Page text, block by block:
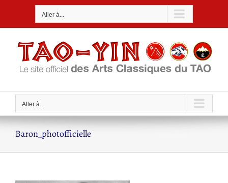
Aller à...
Aller à...
Baron_photofficielle